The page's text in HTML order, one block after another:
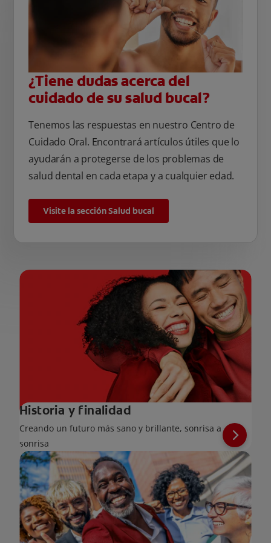
¿Tiene dudas acerca del
cuidado de su salud bucal?
Tenemos las respuestas en nuestro Centro de
Cuidado Oral. Encontrará artículos útiles que lo
ayudarán a protegerse de los problemas de
salud dental en cada etapa y a cualquier edad.
Visite la sección Salud bucal
Historia y finalidad
Creando un futuro más sano y brillante, sonrisa a
sonrisa